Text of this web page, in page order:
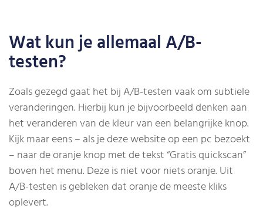
Wat kun je allemaal A/B-
testen?
Zoals gezegd gaat het bij A/B-testen vaak om subtiele
veranderingen. Hierbij kun je bijvoorbeeld denken aan
het veranderen van de kleur van een belangrijke knop.
Kijk maar eens – als je deze website op een pc bezoekt
– naar de oranje knop met de tekst “Gratis quickscan”
boven het menu. Deze is niet voor niets oranje. Uit
A/B-testen is gebleken dat oranje de meeste kliks
oplevert.